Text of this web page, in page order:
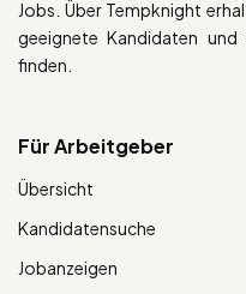
Jobs. Über Tempknight
geeignete Kandidaten
finden.
Für Arbeitgeber
Übersicht
Kandidatensuche
Jobanzeigen